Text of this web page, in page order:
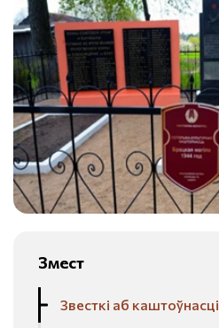
Змест
Звесткі аб каштоўнасці